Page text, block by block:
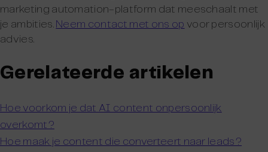
marketing automation-platform dat meeschaalt met
je ambities. Neem contact met ons op voor persoonlijk
advies.
Gerelateerde artikelen
Hoe voorkom je dat AI content onpersoonlijk
overkomt?
Hoe maak je content die converteert naar leads?